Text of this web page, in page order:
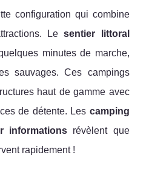
configuration qui combine
Lesentier littoral
minutes de marche,
sauvages. Ces campings
haut de gamme avec
de détente. Les camping
informations révèlent que
rapidement !